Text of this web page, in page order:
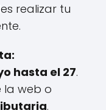
realizar tu
hasta el 27.
la web o
.